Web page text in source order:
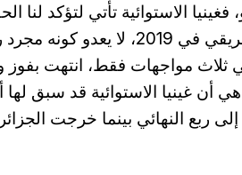
الاستوائية تأتي لتؤكد لنا
يحمل اسم الجزائر، حامل اللقب
ثلاث مواجهات فقط، انتهت
أن غينيا الاستوائية قد سبق
إلى ربع النهائي بينما خرجت